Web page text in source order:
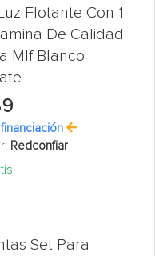
Flotante Con 1
De Calidad
Mlf Blanco
Redconfiar
Set Para